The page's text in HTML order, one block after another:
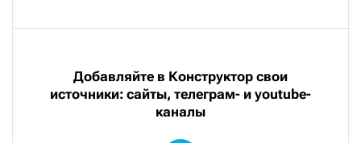
Добавляйте в Конструктор свои
источники: сайты, телеграм- и youtube-
каналы